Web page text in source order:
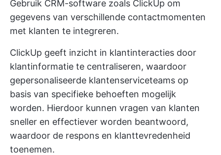
Gebruik CRM-software zoals ClickUp om
gegevens van verschillende contactmomenten
met klanten te integreren.
ClickUp geeft inzicht in klantinteracties door
klantinformatie te centraliseren, waardoor
gepersonaliseerde klantenserviceteams op
basis van specifieke behoeften mogelijk
worden. Hierdoor kunnen vragen van klanten
sneller en effectiever worden beantwoord,
waardoor de respons en klanttevredenheid
toenemen.